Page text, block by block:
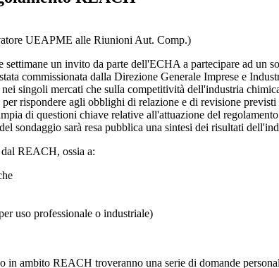
UEAPME alle Riunioni Aut. Comp.)
settimane un invito da parte dell'ECHA a partecipare ad un
commissionata dalla Direzione Generale Imprese e
singoli mercati che sulla competitività dell'industria
rispondere agli obblighi di relazione e di revisione
di questioni chiave relative all'attuazione del
sondaggio sarà resa pubblica una sintesi dei risultati
REACH, ossia a:
uso professionale o industriale)
in ambito REACH troveranno una serie di domande